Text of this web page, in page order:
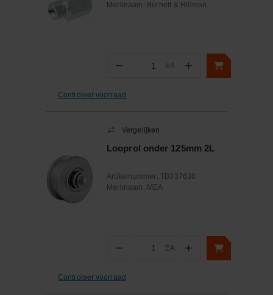
Merknaam: Burnett & Hillman
− Aantal
EA +
Controleer voorraad
Vergelijken
Looprol onder 125mm 2L
Artikelnummer: TB337638
Merknaam: MEA
− Aantal
EA +
Controleer voorraad